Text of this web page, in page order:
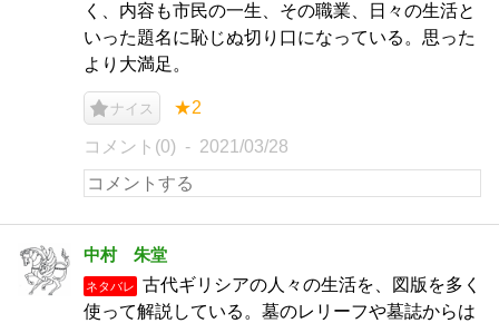
く、内容も市民の一生、その職業、日々の生活と
いった題名に恥じぬ切り口になっている。思った
より大満足。
ナイス ★2
コメント(0) 2021/03/28
中村 朱堂
ネタバレ
古代ギリシアの人々の生活を、図版を多く
使って解説している。墓のレリーフや墓誌からは